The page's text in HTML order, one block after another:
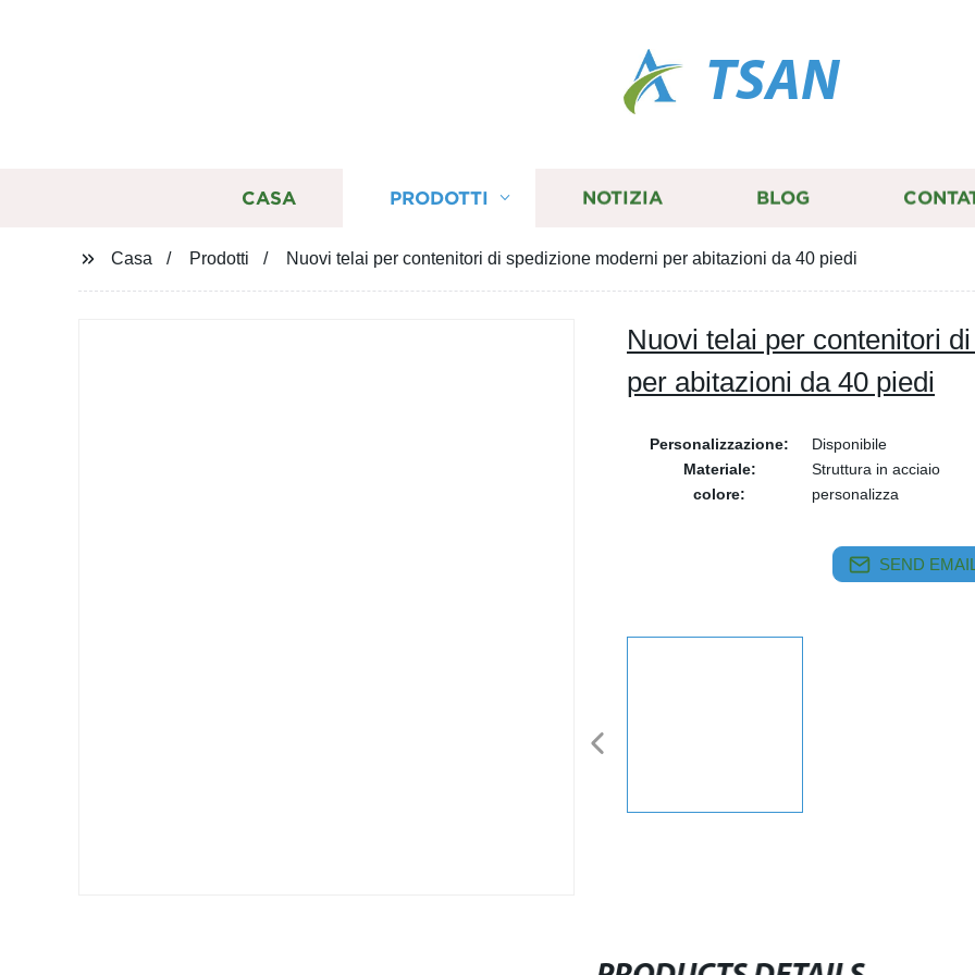
TSAN
CASA PRODOTTI NOTIZIA BLOG
Casa Prodotti Nuovi telai per contenitori di spedizione moderni per abitazioni da 40 piedi
Nuovi telai per contenitori
per abitazioni da 40 piedi
Personalizzazione:
Disponibile
Materiale:
Struttura in acciaio
colore:
personalizza
SEND